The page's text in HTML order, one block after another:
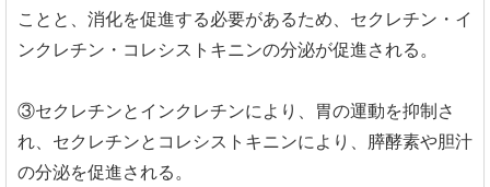
ことと、消化を促進する必要があるため、セクレチン・イ
ンクレチン・コレシストキニンの分泌が促進される。
③セクレチンとインクレチンにより、胃の運動を抑制さ
れ、セクレチンとコレシストキニンにより、膵酵素や胆汁
の分泌を促進される。